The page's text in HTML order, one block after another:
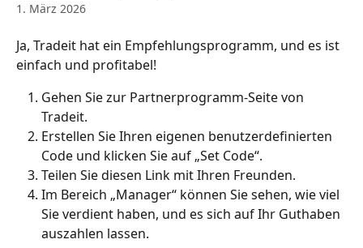
1. März 2026
Ja, Tradeit hat ein Empfehlungsprogramm, und es ist
einfach und profitabel!
Gehen Sie zur Partnerprogramm-Seite von
Tradeit.
Erstellen Sie Ihren eigenen benutzerdefinierten
Code und klicken Sie auf „Set Code“.
Teilen Sie diesen Link mit Ihren Freunden.
Im Bereich „Manager“ können Sie sehen, wie viel
Sie verdient haben, und es sich auf Ihr Guthaben
auszahlen lassen.